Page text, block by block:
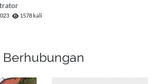
1578 kali